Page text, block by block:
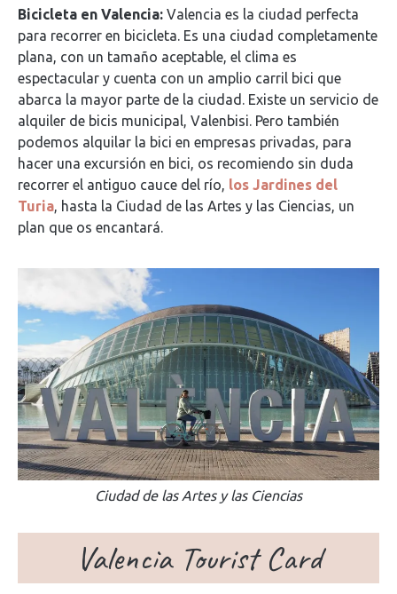
Bicicleta en Valencia: Valencia es la ciudad perfecta
para recorrer en bicicleta. Es una ciudad completamente
plana, con un tamaño aceptable, el clima es
espectacular y cuenta con un amplio carril bici que
abarca la mayor parte de la ciudad. Existe un servicio de
alquiler de bicis municipal, Valenbisi. Pero también
podemos alquilar la bici en empresas privadas, para
hacer una excursión en bici, os recomiendo sin duda
recorrer el antiguo cauce del río, los Jardines del
Turia , hasta la Ciudad de las Artes y las Ciencias, un
plan que os encantará.
Ciudad de las Artes y las Ciencias
Valencia Tourist Card